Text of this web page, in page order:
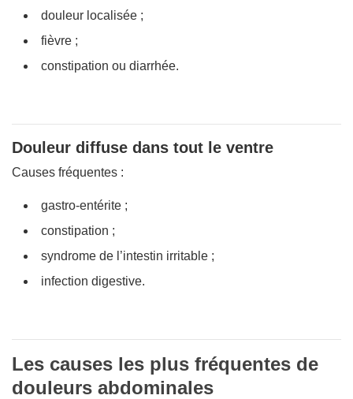
douleur localisée ;
fièvre ;
constipation ou diarrhée.
Douleur diffuse dans tout le ventre
Causes fréquentes :
gastro-entérite ;
constipation ;
syndrome de l’intestin irritable ;
infection digestive.
Les causes les plus fréquentes de
douleurs abdominales